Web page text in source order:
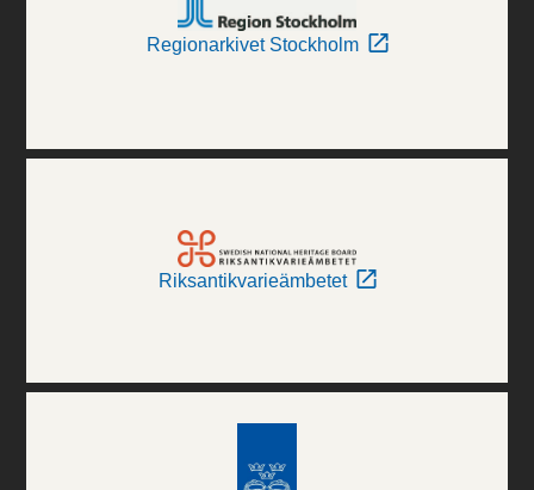
Regionarkivet Stockholm
Riksantikvarieämbetet